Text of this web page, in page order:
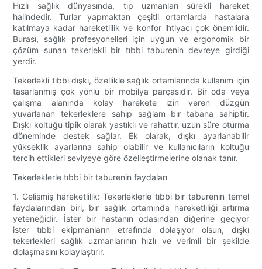
Hızlı sağlık dünyasında, tıp uzmanları sürekli hareket
halindedir. Turlar yapmaktan çeşitli ortamlarda hastalara
katılmaya kadar hareketlilik ve konfor ihtiyacı çok önemlidir.
Burası, sağlık profesyonelleri için uygun ve ergonomik bir
çözüm sunan tekerlekli bir tıbbi taburenin devreye girdiği
yerdir.
Tekerlekli tıbbi dışkı, özellikle sağlık ortamlarında kullanım için
tasarlanmış çok yönlü bir mobilya parçasıdır. Bir oda veya
çalışma alanında kolay harekete izin veren düzgün
yuvarlanan tekerleklere sahip sağlam bir tabana sahiptir.
Dışkı koltuğu tipik olarak yastıklı ve rahattır, uzun süre oturma
döneminde destek sağlar. Ek olarak, dışkı ayarlanabilir
yükseklik ayarlarına sahip olabilir ve kullanıcıların koltuğu
tercih ettikleri seviyeye göre özelleştirmelerine olanak tanır.
Tekerleklerle tıbbi bir taburenin faydaları
1. Gelişmiş hareketlilik: Tekerleklerle tıbbi bir taburenin temel
faydalarından biri, bir sağlık ortamında hareketliliği artırma
yeteneğidir. İster bir hastanın odasından diğerine geçiyor
ister tıbbi ekipmanların etrafında dolaşıyor olsun, dışkı
tekerlekleri sağlık uzmanlarının hızlı ve verimli bir şekilde
dolaşmasını kolaylaştırır.